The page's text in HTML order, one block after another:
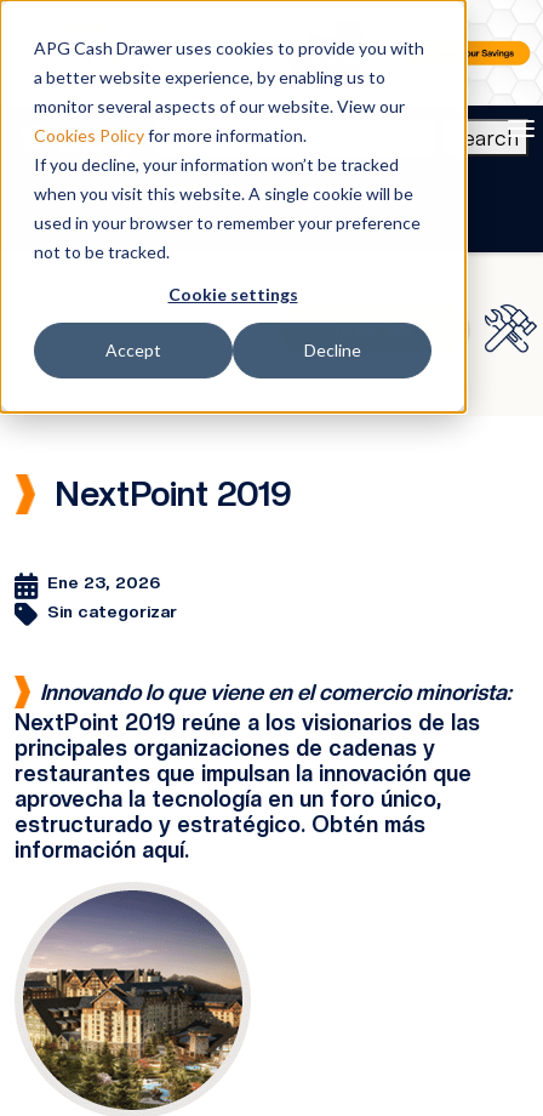
APG Cash Drawer uses cookies to provide you with
a better website experience, by enabling us to
monitor several aspects of our website. View our
Cookies Policyfor more information.
If you decline, your information won’t be tracked
when you visit this website. A single cookie will be
used in your browser to remember your preference
not to be tracked.
Cookie settings
Accept Decline
Search
ES
NextPoint 2019
Ene 23, 2026
Sin categorizar
Innovando lo que viene en el comercio minorista:
NextPoint 2019 reúne a los visionarios de las
principales organizaciones de cadenas y
restaurantes que impulsan la innovación que
aprovecha la tecnología en un foro único,
estructurado y estratégico. Obtén más
información aquí.